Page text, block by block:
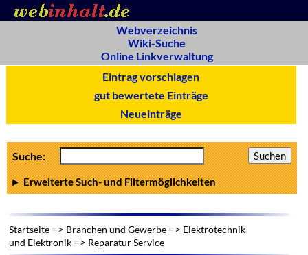
Webverzeichnis
Wiki-Suche
Online Linkverwaltung
Eintrag vorschlagen
gut bewertete Einträge
Neueinträge
Suche:
Erweiterte Such- und Filtermöglichkeiten
Startseite=> Branchen und Gewerbe=> Elektrotechnik
und Elektronik=> Reparatur Service